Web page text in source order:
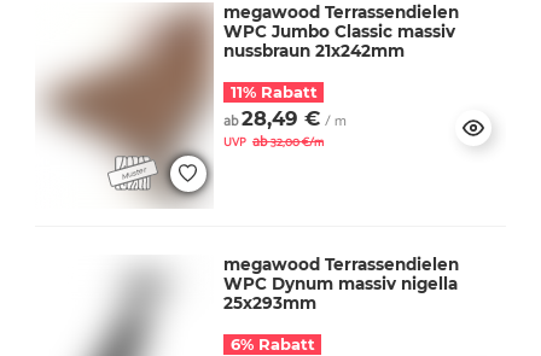
megawood Terrassendielen
WPC Jumbo Classic massiv
nussbraun 21x242mm
11% Rabatt
ab28,49 € / m
UVP ab32,00 €/m
megawood Terrassendielen
WPC Dynum massiv nigella
25x293mm
6% Rabatt